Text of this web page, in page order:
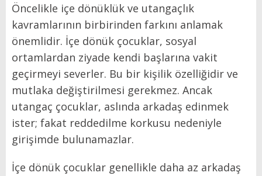
Öncelikle içe dönüklük ve utangaçlık
kavramlarının birbirinden farkını anlamak
önemlidir. İçe dönük çocuklar, sosyal
ortamlardan ziyade kendi başlarına vakit
geçirmeyi severler. Bu bir kişilik özelliğidir ve
mutlaka değiştirilmesi gerekmez. Ancak
utangaç çocuklar, aslında arkadaş edinmek
ister; fakat reddedilme korkusu nedeniyle
girişimde bulunamazlar.
İçe dönük çocuklar genellikle daha az arkadaş